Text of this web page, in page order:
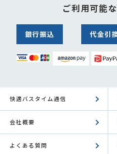
ご利用可能
銀行振込 代金引
快適バスタイム通信
会社概要
よくある質問